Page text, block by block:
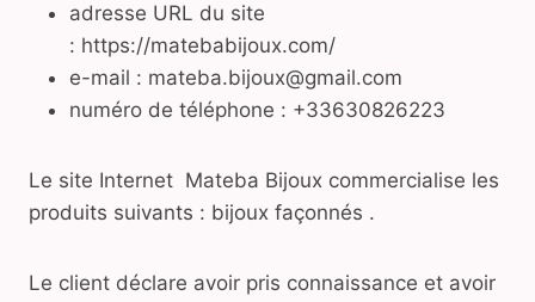
adresse URL du site
: https://matebabijoux.com/
e-mail : mateba.bijoux@gmail.com
numéro de téléphone : +33630826223
Le site Internet Mateba Bijoux commercialise les
produits suivants : bijoux façonnés .
Le client déclare avoir pris connaissance et avoir